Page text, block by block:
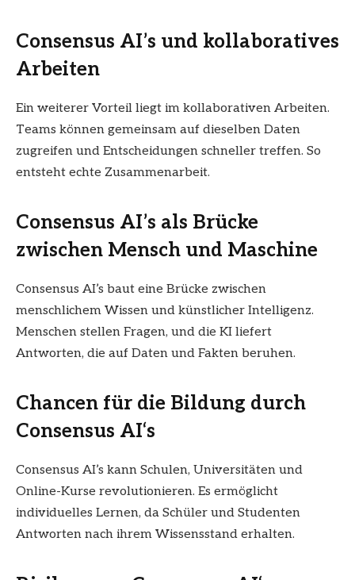
Consensus AI’s und kollaboratives
Arbeiten
Ein weiterer Vorteil liegt im kollaborativen Arbeiten.
Teams können gemeinsam auf dieselben Daten
zugreifen und Entscheidungen schneller treffen. So
entsteht echte Zusammenarbeit.
Consensus AI’s als Brücke
zwischen Mensch und Maschine
Consensus AI’s baut eine Brücke zwischen
menschlichem Wissen und künstlicher Intelligenz.
Menschen stellen Fragen, und die KI liefert
Antworten, die auf Daten und Fakten beruhen.
Chancen für die Bildung durch
Consensus AI‘s
Consensus AI’s kann Schulen, Universitäten und
Online-Kurse revolutionieren. Es ermöglicht
individuelles Lernen, da Schüler und Studenten
Antworten nach ihrem Wissensstand erhalten.